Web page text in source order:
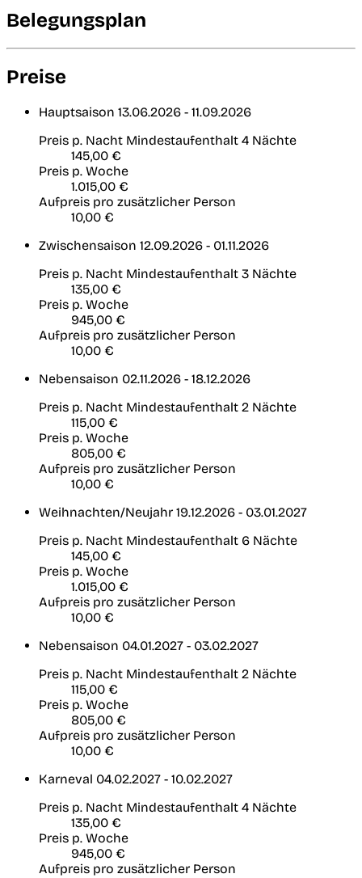
Belegungsplan
Preise
Hauptsaison 13.06.2026 - 11.09.2026
Preis p. Nacht Mindestaufenthalt 4 Nächte
145,00 €
Preis p. Woche
1.015,00 €
Aufpreis pro zusätzlicher Person
10,00 €
Zwischensaison 12.09.2026 - 01.11.2026
Preis p. Nacht Mindestaufenthalt 3 Nächte
135,00 €
Preis p. Woche
945,00 €
Aufpreis pro zusätzlicher Person
10,00 €
Nebensaison 02.11.2026 - 18.12.2026
Preis p. Nacht Mindestaufenthalt 2 Nächte
115,00 €
Preis p. Woche
805,00 €
Aufpreis pro zusätzlicher Person
10,00 €
Weihnachten/Neujahr 19.12.2026 - 03.01.2027
Preis p. Nacht Mindestaufenthalt 6 Nächte
145,00 €
Preis p. Woche
1.015,00 €
Aufpreis pro zusätzlicher Person
10,00 €
Nebensaison 04.01.2027 - 03.02.2027
Preis p. Nacht Mindestaufenthalt 2 Nächte
115,00 €
Preis p. Woche
805,00 €
Aufpreis pro zusätzlicher Person
10,00 €
Karneval 04.02.2027 - 10.02.2027
Preis p. Nacht Mindestaufenthalt 4 Nächte
135,00 €
Preis p. Woche
945,00 €
Aufpreis pro zusätzlicher Person